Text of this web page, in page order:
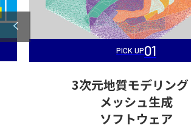
PICK UP01
3次元地質モデリング
メッシュ生成
ソフトウェア